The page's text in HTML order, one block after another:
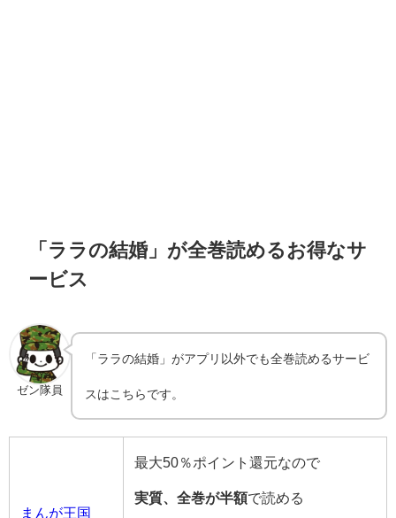
「ララの結婚」が全巻読めるお得なサ
ービス
ゼン隊員
「ララの結婚」がアプリ以外でも全巻読めるサービ
スはこちらです。
まんが王国
最大50％ポイント還元なので
実質、全巻が半額で読める